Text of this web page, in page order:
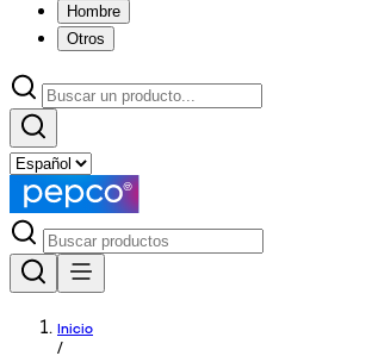
Hombre
Otros
Inicio
/